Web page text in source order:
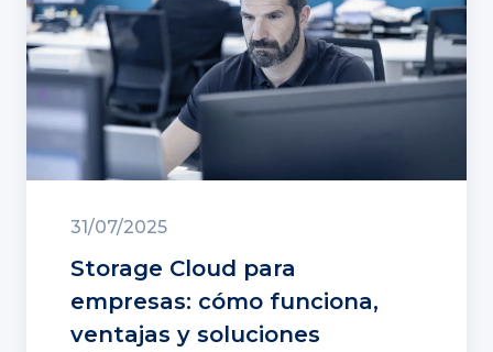
31/07/2025
Storage Cloud para
empresas: cómo funciona,
ventajas y soluciones